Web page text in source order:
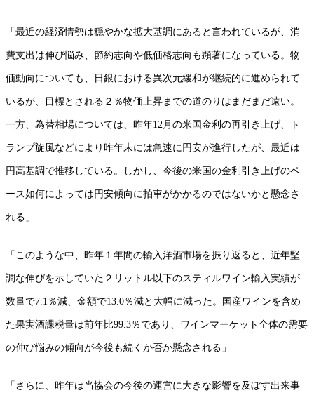
「最近の経済情勢は穏やかな拡大基調にあると言われているが、消
費支出は伸び悩み、節約志向や低価格志向も顕著になっている。物
価動向についても、日銀における異次元緩和が継続的に進められて
いるが、目標とされる２％物価上昇までの道のりはまだまだ遠い。
一方、為替相場については、昨年12月の米国金利の再引き上げ、ト
ランプ旋風などにより昨年末には急速に円安が進行したが、最近は
円高基調で推移している。しかし、今後の米国の金利引き上げのペ
ース如何によっては円安傾向に拍車がかかるのではないかと懸念さ
れる」
「このような中、昨年１年間の輸入洋酒市場を振り返ると、近年堅
調な伸びを示していた２リットル以下のスティルワイン輸入実績が
数量で7.1％減、金額で13.0％減と大幅に減った。国産ワインを含め
た果実酒課税量は前年比99.3％であり、ワインマーケット全体の需要
の伸び悩みの傾向が今後も続くか否か懸念される」
「さらに、昨年は当協会の今後の運営に大きな影響を及ぼす出来事